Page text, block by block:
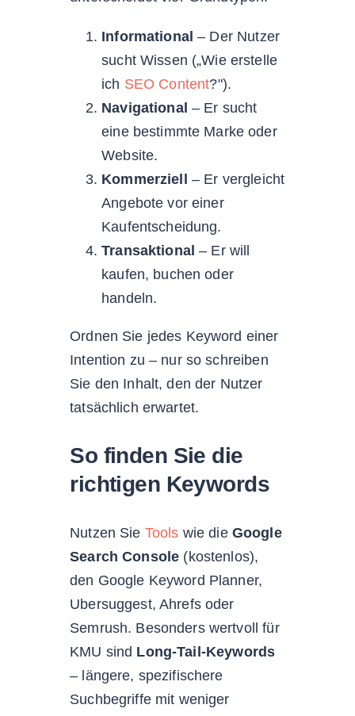
Informational – Der Nutzer
sucht Wissen („Wie erstelle
ich SEO Content?").
Navigational – Er sucht
eine bestimmte Marke oder
Website.
Kommerziell – Er vergleicht
Angebote vor einer
Kaufentscheidung.
Transaktional – Er will
kaufen, buchen oder
handeln.
Ordnen Sie jedes Keyword einer
Intention zu – nur so schreiben
Sie den Inhalt, den der Nutzer
tatsächlich erwartet.
So finden Sie die
richtigen Keywords
Nutzen Sie Tools wie die Google
Search Console (kostenlos),
den Google Keyword Planner,
Ubersuggest, Ahrefs oder
Semrush. Besonders wertvoll für
KMU sind Long-Tail-Keywords
– längere, spezifischere
Suchbegriffe mit weniger